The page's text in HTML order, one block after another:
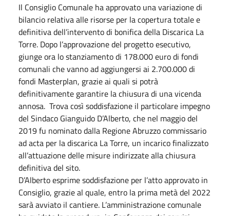
Il Consiglio Comunale ha approvato una variazione di
bilancio relativa alle risorse per la copertura totale e
definitiva dell’intervento di bonifica della Discarica La
Torre. Dopo l’approvazione del progetto esecutivo,
giunge ora lo stanziamento di 178.000 euro di fondi
comunali che vanno ad aggiungersi ai 2.700.000 di
fondi Masterplan, grazie ai quali si potrà
definitivamente garantire la chiusura di una vicenda
annosa. Trova così soddisfazione il particolare impegno
del Sindaco Gianguido D’Alberto, che nel maggio del
2019 fu nominato dalla Regione Abruzzo commissario
ad acta per la discarica La Torre, un incarico finalizzato
all’attuazione delle misure indirizzate alla chiusura
definitiva del sito.
D’Alberto esprime soddisfazione per l’atto approvato in
Consiglio, grazie al quale, entro la prima metà del 2022
sarà avviato il cantiere. L’amministrazione comunale